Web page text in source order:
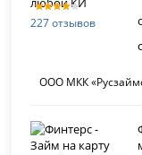
227 отзывов
ООО МКК